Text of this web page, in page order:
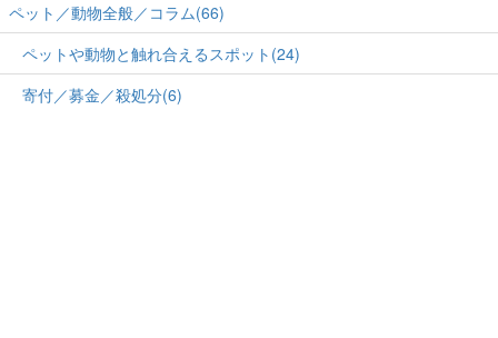
ペット／動物全般／コラム(66)
ペットや動物と触れ合えるスポット(24)
寄付／募金／殺処分(6)